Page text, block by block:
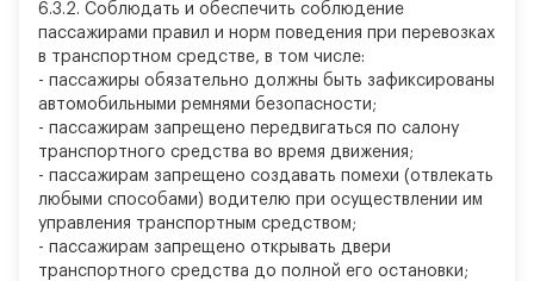
6.3.2. Соблюдать и обеспечить соблюдение
пассажирами правил и норм поведения при перевозках
в транспортном средстве, в том числе:
- пассажиры обязательно должны быть зафиксированы
автомобильными ремнями безопасности;
- пассажирам запрещено передвигаться по салону
транспортного средства во время движения;
- пассажирам запрещено создавать помехи (отвлекать
любыми способами) водителю при осуществлении им
управления транспортным средством;
- пассажирам запрещено открывать двери
транспортного средства до полной его остановки;